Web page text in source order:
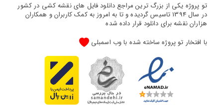
تو پروژه یکی از بزرگ ترین مراجع دانلود فایل های نقشه کشی در کشور
در سال 1394 تاسیس گردیده و تا به امروز به کمک کاربران و همکاران
هزاران نقشه برای دانلود قرار داده شده
با افتخار تو پروژه ساخته شده با وب اسمبلی